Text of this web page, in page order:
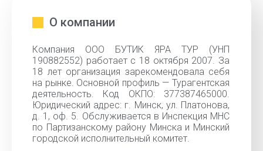
О компании
Компания ООО БУТИК ЯРА ТУР (УНП
190882552) работает с 18 октября 2007. За
18 лет организация зарекомендовала себя
на рынке. Основной профиль — Турагентская
деятельность. Код ОКПО: 377387465000.
Юридический адрес: г. Минск, ул. Платонова,
д. 1, оф. 5. Обслуживается в Инспекция МНС
по Партизанскому району Минска и Минский
городской исполнительный комитет.